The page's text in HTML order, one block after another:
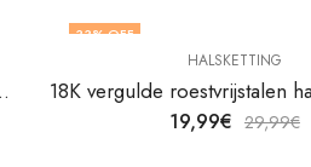
V&F Juweliers
33% OFF
HALSKETTING
19,99€ 29,99€